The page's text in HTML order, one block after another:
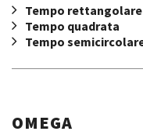
Tempo rettangolare
Tempo quadrata
Tempo
OMEGA